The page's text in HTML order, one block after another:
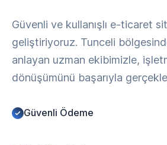
Güvenli ve kullanışlı e-ticaret
geliştiriyoruz. Tunceli
anlayan uzman ekibimizle,
dönüşümünü başarıyla
Güvenli Ödeme